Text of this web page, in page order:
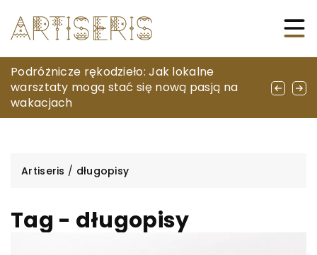
Odkrywaj tajemnice strategii szachowych,
krok po kroku
Podróżnicze rękodzieło: Jak lokalne
warsztaty mogą stać się nową pasją na
wakacjach
Przewaga optyki myśliwskiej w trudnych
warunkach pogodowych
Artiseris / długopisy
Tag - długopisy